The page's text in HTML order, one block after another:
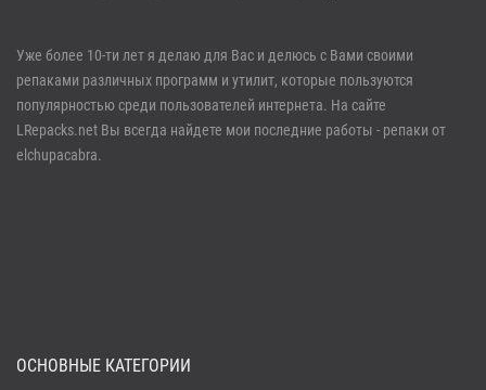
Войти
Регистрация
Забыли пароль?
Уже более 10-ти лет я делаю для Вас и делюсь с Вами своими
репаками различных программ и утилит, которые пользуются
популярностью среди пользователей интернета. На сайте
LRepacks.net Вы всегда найдете мои последние работы - репаки от
elchupacabra.
ОСНОВНЫЕ КАТЕГОРИИ